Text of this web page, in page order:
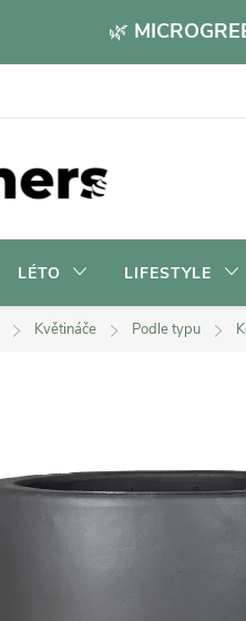
🌿
LÉTO LIFESTYLE
Květináče Podle typu